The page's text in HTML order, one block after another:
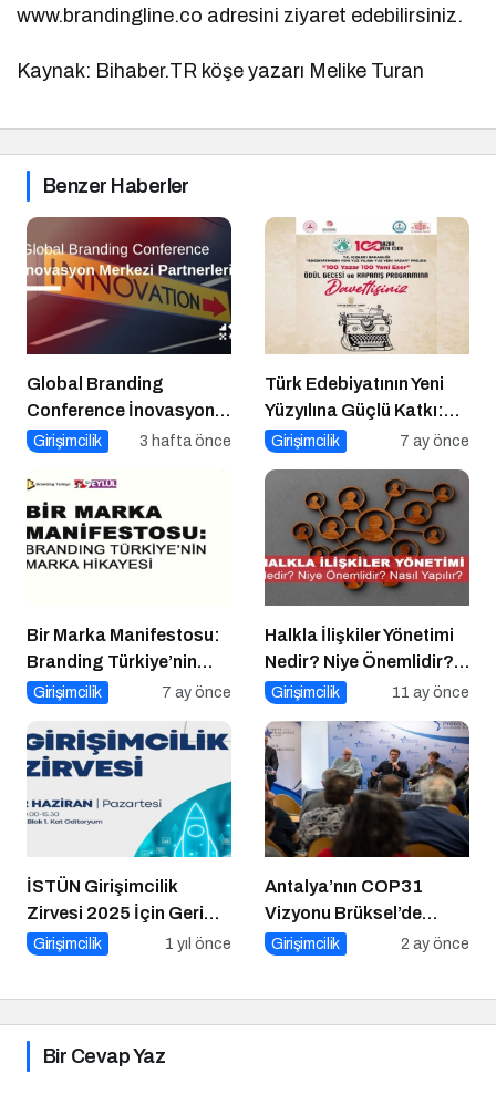
www.brandingline.co adresini ziyaret edebilirsiniz.
Kaynak: Bihaber.TR köşe yazarı Melike Turan
Benzer Haberler
Global Branding
Conference İnovasyon
Merkezleri
Girişimcilik 3 hafta önce
Türk Edebiyatının Yeni
Yüzyılına Güçlü Katkı:
“100 Yazar 100 Yeni
Gecesi
Girişimcilik 7 ay önce
Bir Marka Manifestosu:
Branding Türkiye’nin
Marka Hikayesi
Girişimcilik 7 ay önce
Halkla İlişkiler Yönetimi
Nedir? Niye Önemlidir?
Halkla İlişkiler Yönetimi
Girişimcilik 11 ay önce
İSTÜN Girişimcilik
Zirvesi 2025 İçin Geri
Sayım
Girişimcilik 1 yıl önce
Antalya’nın COP31
Vizyonu Brüksel’de
Yankılandı
Girişimcilik 2 ay önce
Bir Cevap Yaz